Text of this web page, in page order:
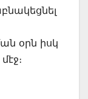
օրն իսկ